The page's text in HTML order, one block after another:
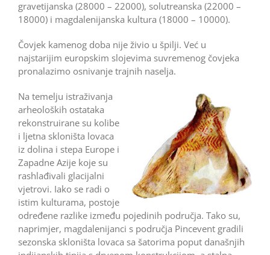
gravetijanska (28000 – 22000), solutreanska (22000 –
18000) i magdalenijanska kultura (18000 – 10000).
Čovjek kamenog doba nije živio u špilji. Već u
najstarijim europskim slojevima suvremenog čovjeka
pronalazimo osnivanje trajnih naselja.
Na temelju istraživanja
arheoloških ostataka
rekonstruirane su kolibe
i ljetna skloništa lovaca
iz dolina i stepa Europe i
Zapadne Azije koje su
rashlađivali glacijalni
vjetrovi. Iako se radi o
istim kulturama, postoje
određene razlike između pojedinih područja. Tako su,
naprimjer, magdalenijanci s područja Pincevent gradili
sezonska skloništa lovaca sa šatorima poput današnjih